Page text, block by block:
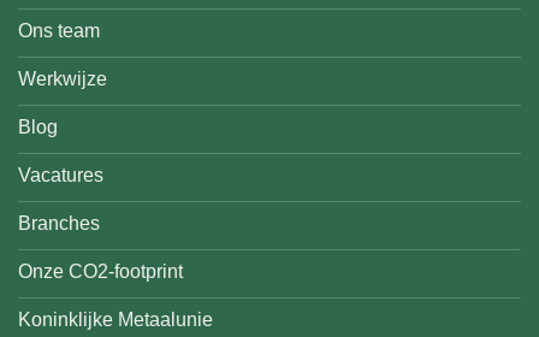
Ons team
Werkwijze
Blog
Vacatures
Branches
Onze CO2-footprint
Koninklijke Metaalunie